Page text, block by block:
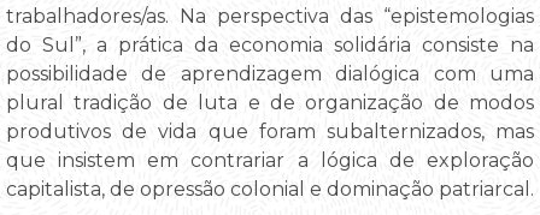
trabalhadores/as. Na perspectiva das “epistemologias
do Sul”, a prática da economia solidária consiste na
possibilidade de aprendizagem dialógica com uma
plural tradição de luta e de organização de modos
produtivos de vida que foram subalternizados, mas
que insistem em contrariar a lógica de exploração
capitalista, de opressão colonial e dominação patriarcal.